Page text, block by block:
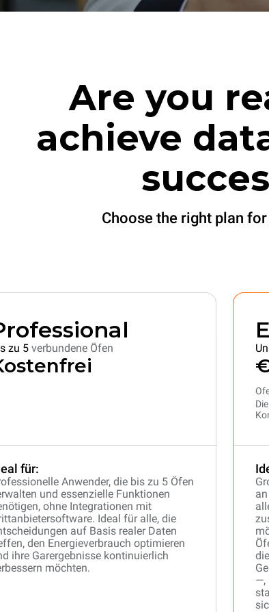
Are you
achieve
Choose the right plan
zu 5 verbundene Öfen
für:
Anwender, die bis zu 5 Öfen
und essenzielle Funktionen
ohne Integrationen mit
Ideal für alle, die
auf Basis realer Daten
den Energieverbrauch optimieren
ihre Garergebnisse kontinuierlich
möchten.
—,